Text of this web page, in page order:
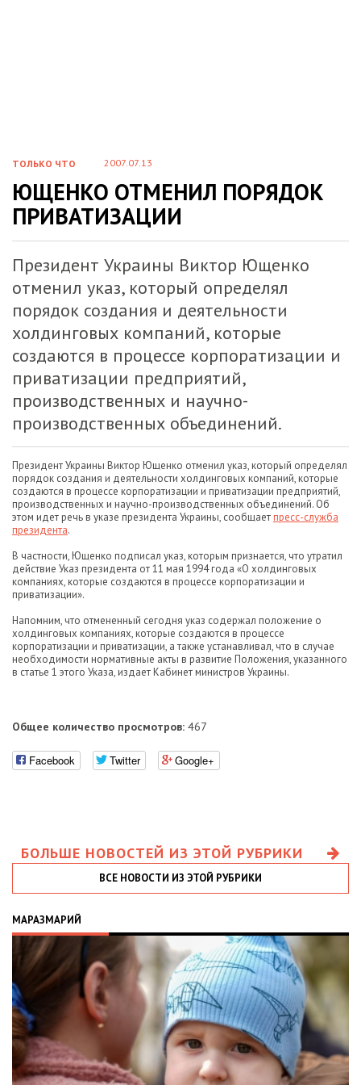
ТОЛЬКО ЧТО 2007.07.13
ЮЩЕНКО ОТМЕНИЛ ПОРЯДОК
ПРИВАТИЗАЦИИ
Президент Украины Виктор Ющенко
отменил указ, который определял
порядок создания и деятельности
холдинговых компаний, которые
создаются в процессе корпоратизации и
приватизации предприятий,
производственных и научно-
производственных объединений.
Президент Украины Виктор Ющенко отменил указ, который определял
порядок создания и деятельности холдинговых компаний, которые
создаются в процессе корпоратизации и приватизации предприятий,
производственных и научно-производственных объединений. Об
этом идет речь в указе президента Украины, сообщаетпресс-служба
президента.
В частности, Ющенко подписал указ, которым признается, что утратил
действие Указ президента от 11 мая 1994 года «О холдинговых
компаниях, которые создаются в процессе корпоратизации и
приватизации».
Напомним, что отмененный сегодня указ содержал положение о
холдинговых компаниях, которые создаются в процессе
корпоратизации и приватизации, а также устанавливал, что в случае
необходимости нормативные акты в развитие Положения, указанного
в статье 1 этого Указа, издает Кабинет министров Украины.
Общее количество просмотров: 467
Facebook Twitter Google+
БОЛЬШЕ НОВОСТЕЙ ИЗ ЭТОЙ РУБРИКИ
ВСЕ НОВОСТИ ИЗ ЭТОЙ РУБРИКИ
МАРАЗМАРИЙ